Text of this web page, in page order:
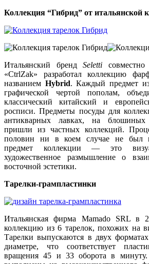
Коллекция “Гибрид” от
Итальянский бренд Seletti
«CtrlZak» разработал коллекцию
названием Hybrid. Каждый предмет
графической чертой пополам,
классический китайский и
росписи. Предметы посуды для
антикварных лавках, на блошиных
пришли из частных коллекций.
половин ни в коем случае не был
предмет коллекции — это
художественное размышление о
восточной эстетики.
Тарелки-грампластинки
Итальянская фирма Mamado SRL в
коллекцию из 6 тарелок, похожих на
Тарелки выпускаются в двух
диаметре, что соответствует
вращения 45 и 33 оборота в